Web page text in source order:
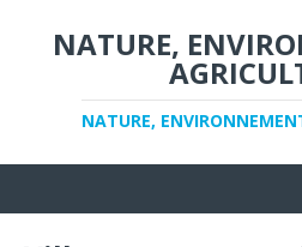
NATURE,
NATURE,